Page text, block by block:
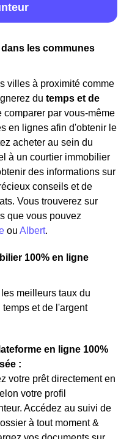
les communes
villes à proximité comme
du temps et de
comparer par vous-même
en lignes afin d'obtenir le
acheter au sein du
à un courtier immobilier
des informations sur
conseils et de
Vous trouverez sur
que vous pouvez
ou Albert.
100% en ligne
meilleurs taux du
et de l'argent
en ligne 100%
:
votre prêt directement en
votre profil
Accédez au suivi de
à tout moment &